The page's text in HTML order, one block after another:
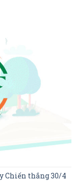
Chiến thắng 30/4